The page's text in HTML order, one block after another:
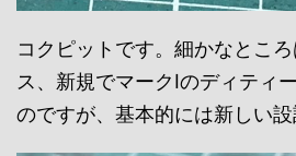
コクピットです。細かなとこ
ス、新規でマークⅠのディティ
のですが、基本的には新しい設